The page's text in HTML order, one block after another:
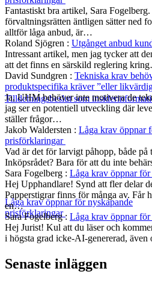
Tilldelningsbeslut som
Låga krav öppnar för nyskapande
prisförklaringar
Fantastiskt bra artikel, Sara
förvaltningsrätten äntligen sätter ned
alltför låga anbud, är…
Roland Sjögren : Utgånget anbud
Intressant artikel, men jag tycker att
att det finns en särskild reglering
David Sundgren : Tekniska krav
produktspecifika kräver ”eller
Ja, UHM behöver inte motivera de
jag ser en potentiell utveckling där
ställer frågor…
Jakob Waldersten : Låga krav öppnar
prisförklaringar
Vad är det för larvigt påhopp, både på
Inköpsrådet? Bara för att du inte
Sara Fogelberg : Låga krav öppnar
Hej Upphandlare! Synd att fler delar
Papperstigrar finns för många av. Får
en…
Sara Fogelberg: Låga krav öppnar
Hej Jurist! Kul att du läser och
i högsta grad icke-AI-genererad,
Senaste inläggen